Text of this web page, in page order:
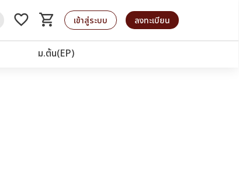
favorite_border shopping_cart
รถเข็น เข้าสู่ระบบ ลงทะเบียน
ม.ต้น(EP)